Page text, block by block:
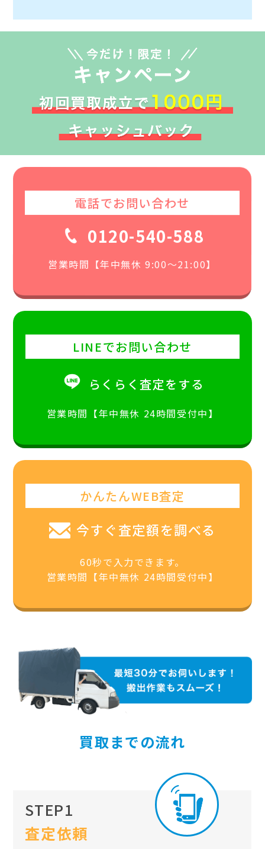
電話でお問い合わせ
0120-540-588
営業時間【年中無休 9:00〜21:00】
LINEでお問い合わせ
らくらく査定をする
営業時間【年中無休 24時間受付中】
かんたんWEB査定
今すぐ査定額を調べる
60秒で入力できます。
営業時間【年中無休 24時間受付中】
買取までの流れ
STEP1
査定依頼